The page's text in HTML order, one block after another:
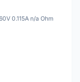
0.115A n/a Ohm